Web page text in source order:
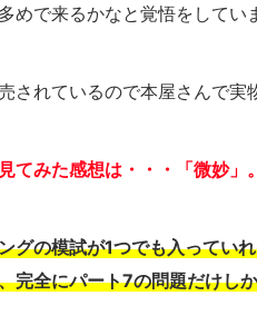
めで来るかなと覚悟をしてい
されているので本屋さんで実
てみた感想は・・・「微妙」
グの模試が1つでも入ってい
完全にパート7の問題だけし